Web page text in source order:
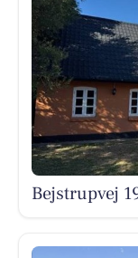
Bejstrupvej